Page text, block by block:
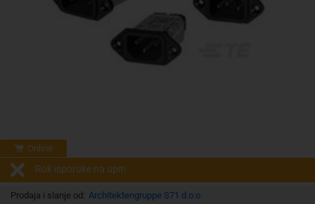
Online
Rok isporuke na upit!
Prodaja i slanje od: Architektengruppe S71 d.o.o.